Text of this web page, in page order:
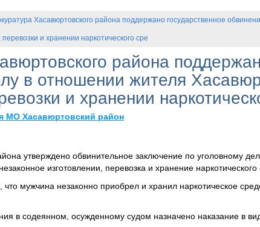
Хасавюртовского района поддержано государственное
и хранении наркотического сре
района
в отношении жителя
и хранении
МО Хасавюртовский район
утверждено обвинительное заключение по уголовному
изготовлении, перевозка и хранение
что мужчина незаконно приобрел и хранил наркотическое
в содеянном, осужденному судом назначено наказание в